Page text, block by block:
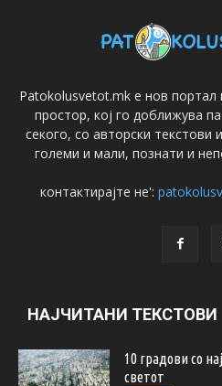
Patokolusvetot.mk е нов портал
простор, кој го доближува
секого, со авторски текстови
големи и мали, познати и
контактирајте не':
НАЈЧИТАНИ ТЕКСТОВИ
10 градови со
светот